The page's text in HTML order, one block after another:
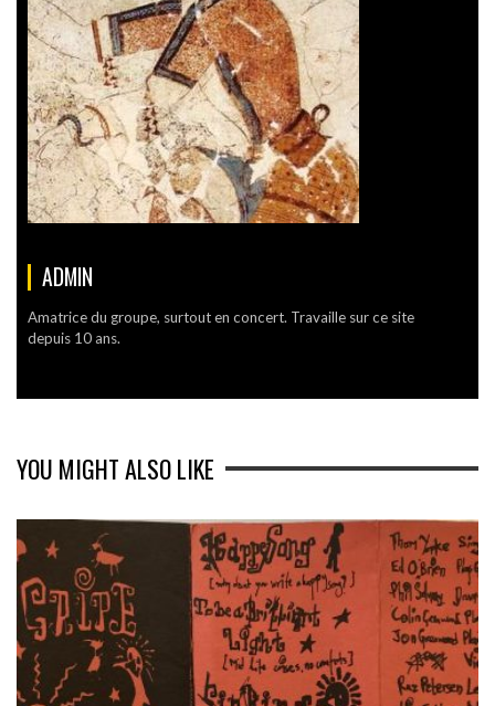
ADMIN
Amatrice du groupe, surtout en concert. Travaille sur ce site
depuis 10 ans.
YOU MIGHT ALSO LIKE